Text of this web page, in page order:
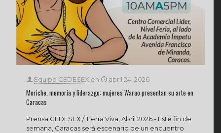
Equipo CEDESEX en abril 24, 2026
Moriche, memoria y liderazgo: mujeres Warao presentan su arte en
Caracas
Prensa CEDESEX / Tierra Viva, Abril 2026.- Este fin de
semana, Caracas será escenario de un encuentro